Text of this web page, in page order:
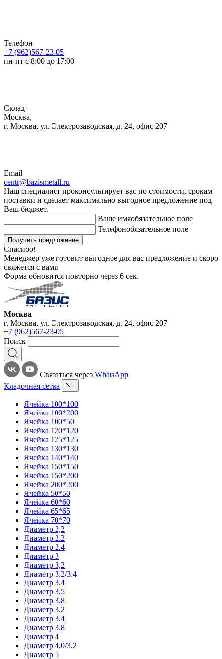
Телефон
+7 (962)567-23-05
пн-пт с 8:00 до 17:00
Склад
Москва,
г. Москва, ул. Электрозаводская, д. 24, офис 207
Email
centr@bazismetall.ru
Наш специалист проконсультирует вас по стоимости, срокам
поставки и сделает максимально выгодное предложение под
Ваш бюджет.
Ваше имяобязательное поле
Телефонобязательное поле
Получить предложение
Спасибо!
Менеджер уже готовит выгодное для вас предложение и скоро
свяжется с вами
Форма обновится повторно через 6 сек.
Москва
г. Москва, ул. Электрозаводская, д. 24, офис 207
+7 (962)567-23-05
Поиск
Связаться через WhatsApp
Кладочная сетка
Ячейка 100*100
Ячейка 100*200
Ячейка 100*50
Ячейка 120*120
Ячейка 125*125
Ячейка 130*130
Ячейка 140*140
Ячейка 150*150
Ячейка 150*200
Ячейка 200*200
Ячейка 50*50
Ячейка 60*60
Ячейка 65*65
Ячейка 70*70
Диаметр 2,2
Диаметр 2.2
Диаметр 2.4
Диаметр 3
Диаметр 3,2
Диаметр 3,2/3,4
Диаметр 3,4
Диаметр 3,5
Диаметр 3,8
Диаметр 3.2
Диаметр 3.4
Диаметр 3.8
Диаметр 4
Диаметр 4,0/3,2
Диаметр 5